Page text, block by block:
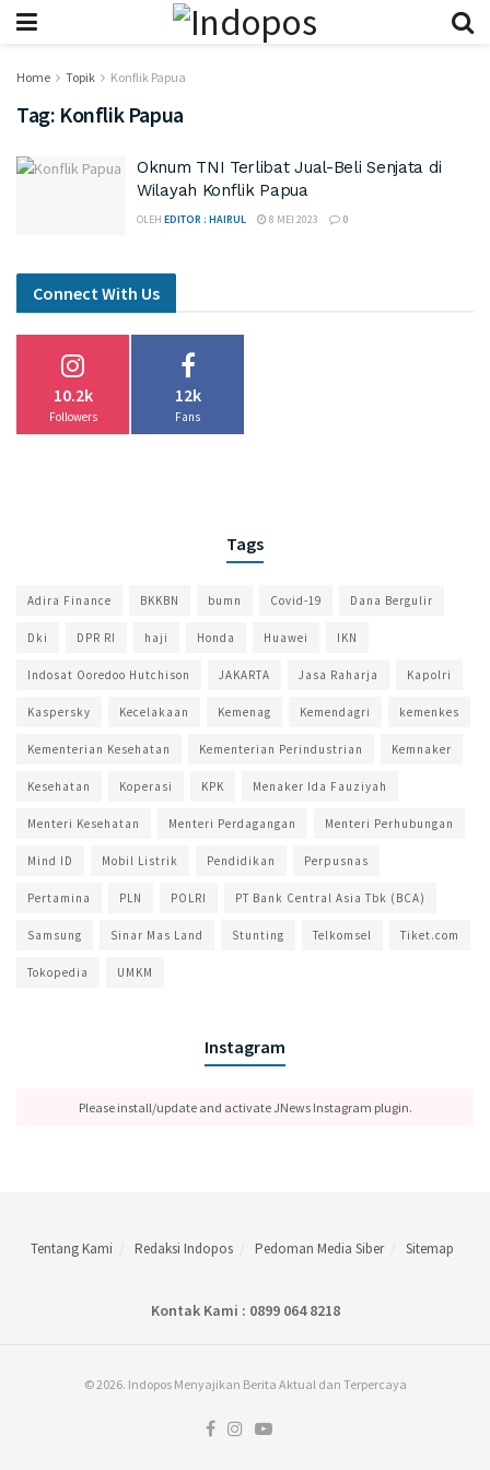
Home Topik Konflik Papua
Tag: Konflik Papua
Oknum TNI Terlibat Jual-Beli Senjata di
Wilayah Konflik Papua
OLEH EDITOR : HAIRUL 8 MEI 2023 0
Connect With Us
10.2k
Followers
12k
Fans
Tags
Adira Finance BKKBN bumn Covid-19 Dana Bergulir
Dki DPR RI haji Honda Huawei IKN
Indosat Ooredoo Hutchison JAKARTA Jasa Raharja Kapolri
Kaspersky Kecelakaan Kemenag Kemendagri kemenkes
Kementerian Kesehatan Kementerian Perindustrian Kemnaker
Kesehatan Koperasi KPK Menaker Ida Fauziyah
Menteri Kesehatan Menteri Perdagangan Menteri Perhubungan
Mind ID Mobil Listrik Pendidikan Perpusnas
Pertamina PLN POLRI PT Bank Central Asia Tbk (BCA)
Samsung Sinar Mas Land Stunting Telkomsel Tiket.com
Tokopedia UMKM
Instagram
Please install/update and activate JNews Instagram plugin.
Tentang Kami Redaksi Indopos Pedoman Media Siber Sitemap
Kontak Kami : 0899 064 8218
© 2026. Indopos Menyajikan Berita Aktual dan Terpercaya